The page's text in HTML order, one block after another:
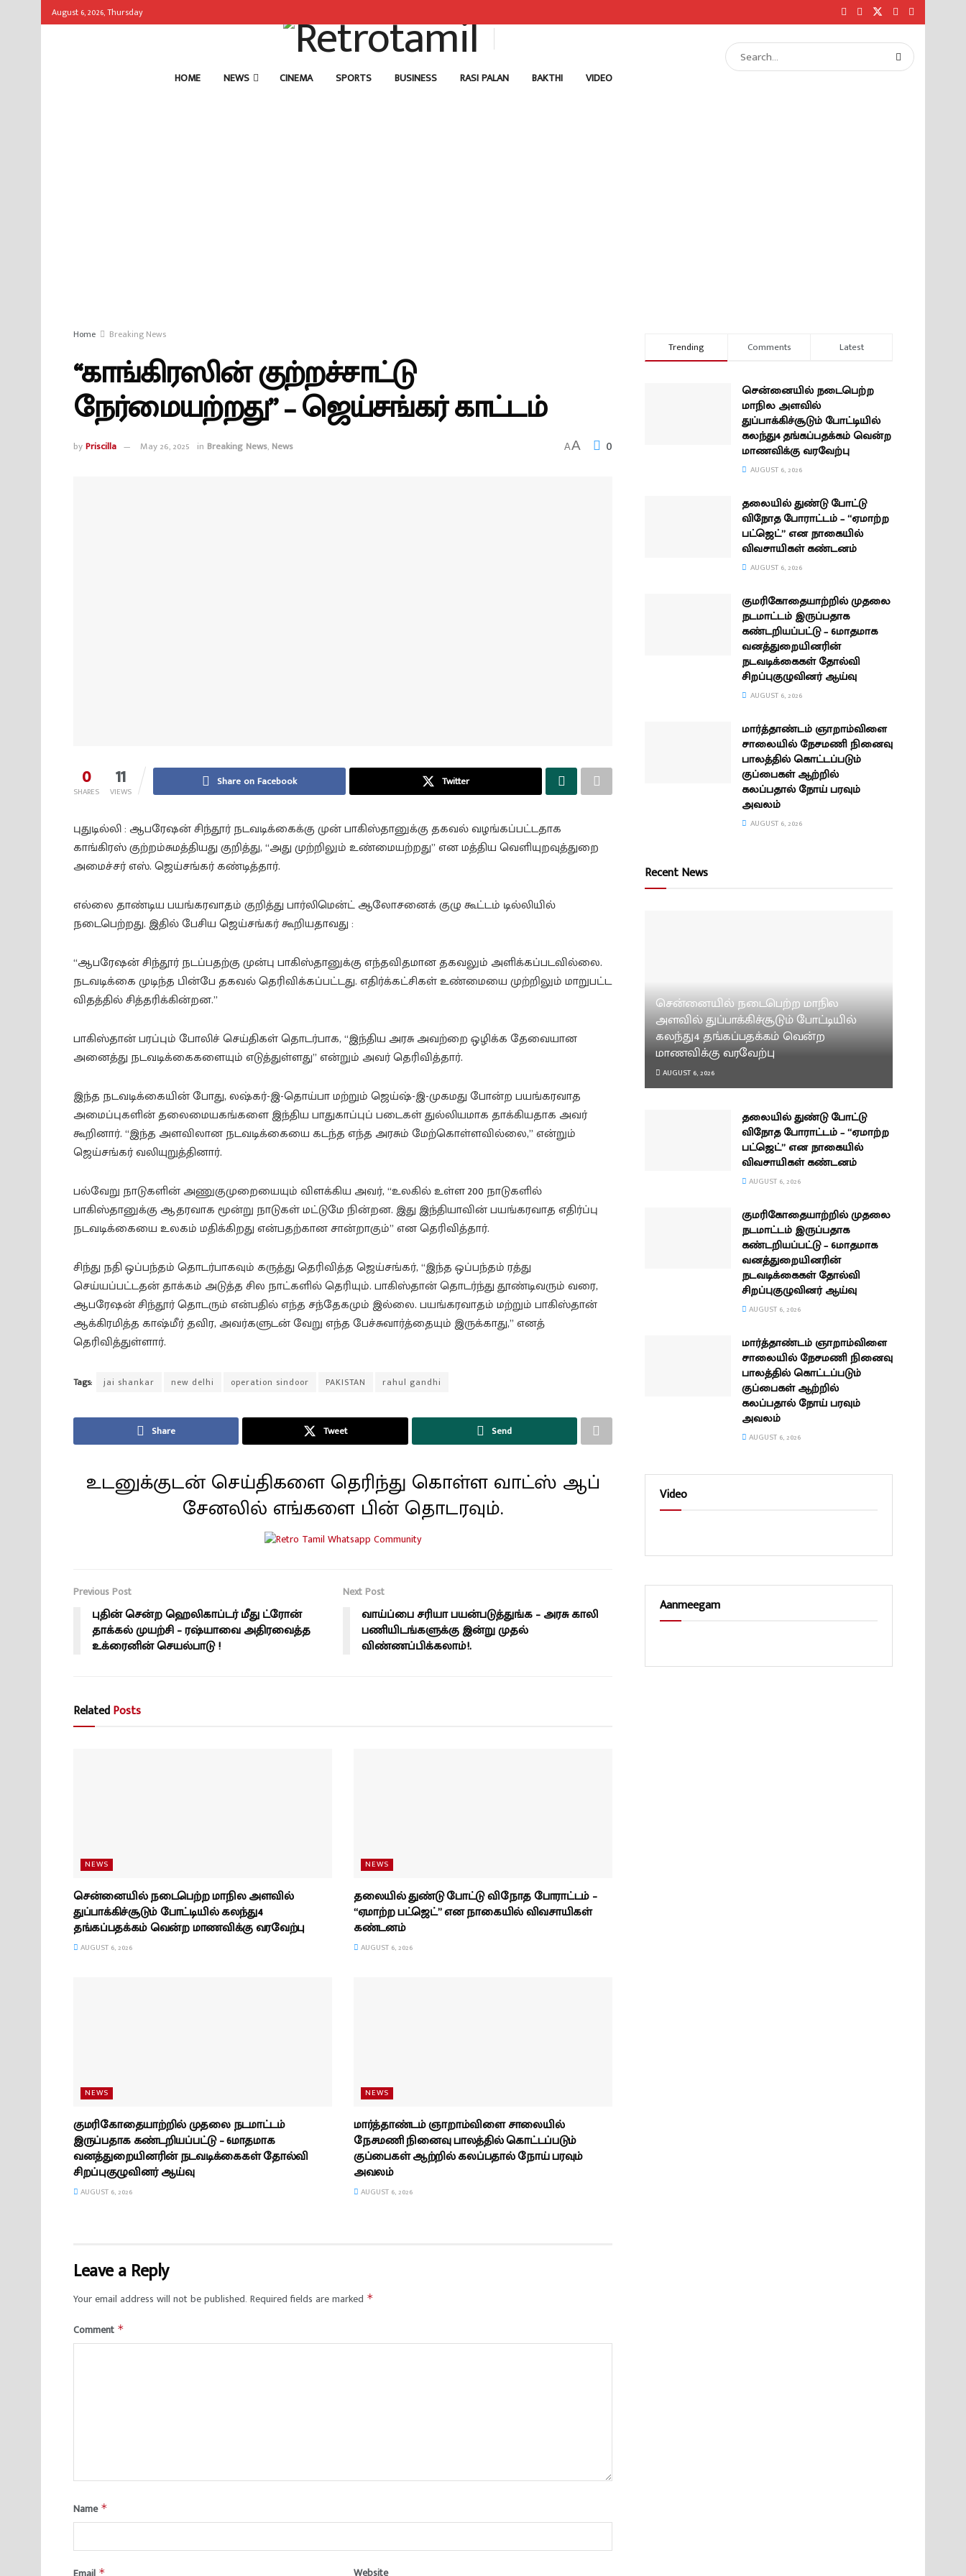
August 6, 2026, Thursday
HOME NEWS CINEMA SPORTS BUSINESS RASI PALAN BAKTHI VIDEO
Home Breaking News
“காங்கிரஸின் குற்றச்சாட்டு
நேர்மையற்றது” – ஜெய்சங்கர் காட்டம்
byPriscilla May 26, 2025 in Breaking News, News AA 0
0
SHARES 11
VIEWS
Share on Facebook Twitter
புதுடில்லி : ஆபரேஷன் சிந்தூர் நடவடிக்கைக்கு முன் பாகிஸ்தானுக்கு தகவல் வழங்கப்பட்டதாக
காங்கிரஸ் குற்றம்சுமத்தியது குறித்து, “அது முற்றிலும் உண்மையற்றது” என மத்திய வெளியுறவுத்துறை
அமைச்சர் எஸ். ஜெய்சங்கர் கண்டித்தார்.
எல்லை தாண்டிய பயங்கரவாதம் குறித்து பார்லிமென்ட் ஆலோசனைக் குழு கூட்டம் டில்லியில்
நடைபெற்றது. இதில் பேசிய ஜெய்சங்கர் கூறியதாவது :
“ஆபரேஷன் சிந்தூர் நடப்பதற்கு முன்பு பாகிஸ்தானுக்கு எந்தவிதமான தகவலும் அளிக்கப்படவில்லை.
நடவடிக்கை முடிந்த பின்பே தகவல் தெரிவிக்கப்பட்டது. எதிர்க்கட்சிகள் உண்மையை முற்றிலும் மாறுபட்ட
விதத்தில் சித்தரிக்கின்றன.”
பாகிஸ்தான் பரப்பும் போலிச் செய்திகள் தொடர்பாக, “இந்திய அரசு அவற்றை ஒழிக்க தேவையான
அனைத்து நடவடிக்கைகளையும் எடுத்துள்ளது” என்றும் அவர் தெரிவித்தார்.
இந்த நடவடிக்கையின் போது, லஷ்கர்-இ-தொய்பா மற்றும் ஜெய்ஷ்-இ-முகமது போன்ற பயங்கரவாத
அமைப்புகளின் தலைமையகங்களை இந்திய பாதுகாப்புப் படைகள் துல்லியமாக தாக்கியதாக அவர்
கூறினார். “இந்த அளவிலான நடவடிக்கையை கடந்த எந்த அரசும் மேற்கொள்ளவில்லை,” என்றும்
ஜெய்சங்கர் வலியுறுத்தினார்.
பல்வேறு நாடுகளின் அணுகுமுறையையும் விளக்கிய அவர், “உலகில் உள்ள 200 நாடுகளில்
பாகிஸ்தானுக்கு ஆதரவாக மூன்று நாடுகள் மட்டுமே நின்றன. இது இந்தியாவின் பயங்கரவாத எதிர்ப்பு
நடவடிக்கையை உலகம் மதிக்கிறது என்பதற்கான சான்றாகும்” என தெரிவித்தார்.
சிந்து நதி ஒப்பந்தம் தொடர்பாகவும் கருத்து தெரிவித்த ஜெய்சங்கர், “இந்த ஒப்பந்தம் ரத்து
செய்யப்பட்டதன் தாக்கம் அடுத்த சில நாட்களில் தெரியும். பாகிஸ்தான் தொடர்ந்து தூண்டிவரும் வரை,
ஆபரேஷன் சிந்தூர் தொடரும் என்பதில் எந்த சந்தேகமும் இல்லை. பயங்கரவாதம் மற்றும் பாகிஸ்தான்
ஆக்கிரமித்த காஷ்மீர் தவிர, அவர்களுடன் வேறு எந்த பேச்சுவார்த்தையும் இருக்காது,” எனத்
தெரிவித்துள்ளார்.
Tags: jai shankar new delhi operation sindoor PAKISTAN rahul gandhi
Share Tweet Send
உடனுக்குடன் செய்திகளை தெரிந்து கொள்ள வாட்ஸ் ஆப்
சேனலில் எங்களை பின் தொடரவும்.
Previous Post
புதின் சென்ற ஹெலிகாப்டர் மீது ட்ரோன்
தாக்கல் முயற்சி – ரஷ்யாவை அதிரவைத்த
உக்ரைனின் செயல்பாடு !
Next Post
வாய்ப்பை சரியா பயன்படுத்துங்க – அரசு காலி
பணியிடங்களுக்கு இன்று முதல்
விண்ணப்பிக்கலாம்!.
RelatedPosts
NEWS
சென்னையில் நடைபெற்ற மாநில அளவில்
துப்பாக்கிச்சூடும் போட்டியில் கலந்து4
தங்கப்பதக்கம் வென்ற மாணவிக்கு வரவேற்பு
AUGUST 6, 2026
NEWS
தலையில் துண்டு போட்டு விநோத போராட்டம் –
“ஏமாற்ற பட்ஜெட்” என நாகையில் விவசாயிகள்
கண்டனம்
AUGUST 6, 2026
NEWS
குமரிகோதையாற்றில் முதலை நடமாட்டம்
இருப்பதாக கண்டறியப்பட்டு – 6மாதமாக
வனத்துறையினரின் நடவடிக்கைகள் தோல்வி
சிறப்புகுழுவினர் ஆய்வு
AUGUST 6, 2026
NEWS
மார்த்தாண்டம் ஞாறாம்விளை சாலையில்
நேசமணி நினைவு பாலத்தில் கொட்டப்படும்
குப்பைகள் ஆற்றில் கலப்பதால் நோய் பரவும்
அவலம்
AUGUST 6, 2026
Leave a Reply
Your email address will not be published. Required fields are marked *
Comment *
Name *
*
Trending Comments Latest
சென்னையில் நடைபெற்ற
மாநில அளவில்
துப்பாக்கிச்சூடும் போட்டியில்
கலந்து4 தங்கப்பதக்கம் வென்ற
மாணவிக்கு வரவேற்பு
AUGUST 6, 2026
தலையில் துண்டு போட்டு
விநோத போராட்டம் – “ஏமாற்ற
பட்ஜெட்” என நாகையில்
விவசாயிகள் கண்டனம்
AUGUST 6, 2026
குமரிகோதையாற்றில் முதலை
நடமாட்டம் இருப்பதாக
கண்டறியப்பட்டு – 6மாதமாக
வனத்துறையினரின்
நடவடிக்கைகள் தோல்வி
சிறப்புகுழுவினர் ஆய்வு
AUGUST 6, 2026
மார்த்தாண்டம் ஞாறாம்விளை
சாலையில் நேசமணி நினைவு
பாலத்தில் கொட்டப்படும்
குப்பைகள் ஆற்றில்
கலப்பதால் நோய் பரவும்
அவலம்
AUGUST 6, 2026
Recent News
சென்னையில் நடைபெற்ற மாநில
அளவில் துப்பாக்கிச்சூடும் போட்டியில்
கலந்து4 தங்கப்பதக்கம் வென்ற
மாணவிக்கு வரவேற்பு
AUGUST 6, 2026
தலையில் துண்டு போட்டு
விநோத போராட்டம் – “ஏமாற்ற
பட்ஜெட்” என நாகையில்
விவசாயிகள் கண்டனம்
AUGUST 6, 2026
குமரிகோதையாற்றில் முதலை
நடமாட்டம் இருப்பதாக
கண்டறியப்பட்டு – 6மாதமாக
வனத்துறையினரின்
நடவடிக்கைகள் தோல்வி
சிறப்புகுழுவினர் ஆய்வு
AUGUST 6, 2026
மார்த்தாண்டம் ஞாறாம்விளை
சாலையில் நேசமணி நினைவு
பாலத்தில் கொட்டப்படும்
குப்பைகள் ஆற்றில்
கலப்பதால் நோய் பரவும்
அவலம்
AUGUST 6, 2026
Video
Aanmeegam